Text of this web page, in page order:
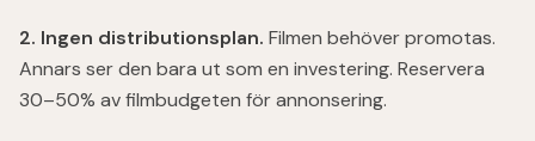
2. Ingen distributionsplan. Filmen behöver promotas.
Annars ser den bara ut som en investering. Reservera
30–50% av filmbudgeten för annonsering.